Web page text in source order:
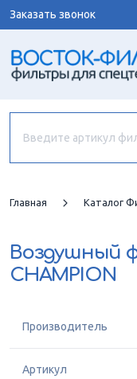
Заказать звонок
Главная Каталог
Воздушный
CHAMPION
Производитель
Артикул